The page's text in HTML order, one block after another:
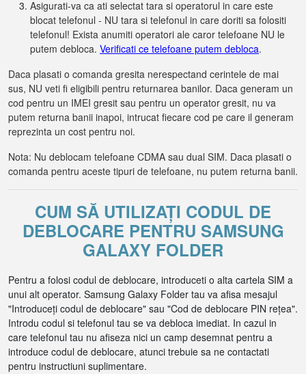
Asigurati-va ca ati selectat tara si operatorul in care este
blocat telefonul - NU tara si telefonul in care doriti sa folositi
telefonul! Exista anumiti operatori ale caror telefoane NU le
putem debloca. Verificati ce telefoane putem debloca.
Daca plasati o comanda gresita nerespectand cerintele de mai
sus, NU veti fi eligibili pentru returnarea banilor. Daca generam un
cod pentru un IMEI gresit sau pentru un operator gresit, nu va
putem returna banii inapoi, intrucat fiecare cod pe care il generam
reprezinta un cost pentru noi.
Nota: Nu deblocam telefoane CDMA sau dual SIM. Daca plasati o
comanda pentru aceste tipuri de telefoane, nu putem returna banii.
CUM SĂ UTILIZAȚI CODUL DE
DEBLOCARE PENTRU SAMSUNG
GALAXY FOLDER
Pentru a folosi codul de deblocare, introduceti o alta cartela SIM a
unui alt operator. Samsung Galaxy Folder tau va afisa mesajul
"Introduceți codul de deblocare" sau "Cod de deblocare PIN rețea".
Introdu codul si telefonul tau se va debloca imediat. In cazul in
care telefonul tau nu afiseza nici un camp desemnat pentru a
introduce codul de deblocare, atunci trebuie sa ne contactati
pentru instructiuni suplimentare.